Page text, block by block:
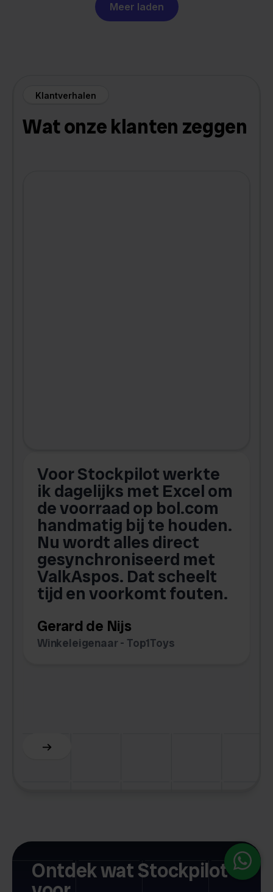
Meer laden
Klantverhalen
Wat onze klanten zeggen
Voor Stockpilot werkte
ik dagelijks met Excel om
de voorraad op bol.com
handmatig bij te houden.
Nu wordt alles direct
gesynchroniseerd met
ValkAspos. Dat scheelt
tijd en voorkomt fouten.
Gerard de Nijs
Winkeleigenaar - Top1Toys
Slide 5 of 6.
Ontdek wat Stockpilot